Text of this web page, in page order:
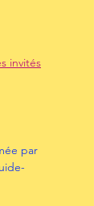
invités
par